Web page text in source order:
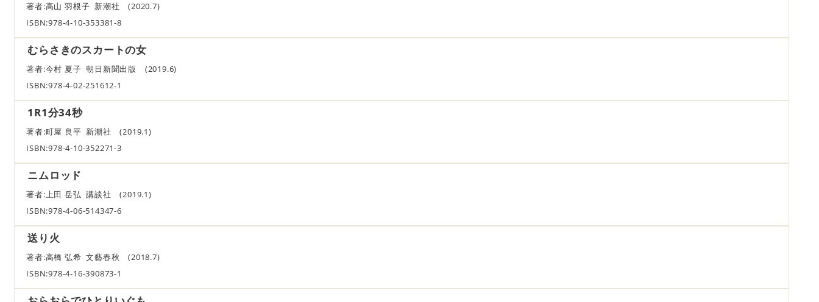
著者:高山 羽根子 新潮社 (2020.7)
ISBN:978-4-10-353381-8
むらさきのスカートの女
著者:今村 夏子 朝日新聞出版 (2019.6)
ISBN:978-4-02-251612-1
1R1分34秒
著者:町屋 良平 新潮社 (2019.1)
ISBN:978-4-10-352271-3
ニムロッド
著者:上田 岳弘 講談社 (2019.1)
ISBN:978-4-06-514347-6
送り火
著者:高橋 弘希 文藝春秋 (2018.7)
ISBN:978-4-16-390873-1